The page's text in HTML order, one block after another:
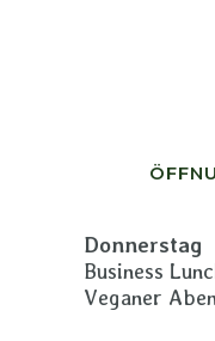
Donnerstag
Business
Veganer